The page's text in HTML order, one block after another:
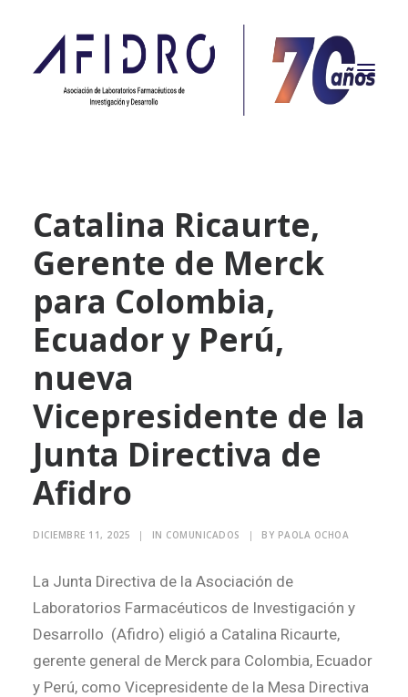
PROPÓSITO
PROYECTOS
ASOCIADOS
CONTACTO
CAMPAÑAS
Search
Catalina Ricaurte,
Gerente de Merck
para Colombia,
Ecuador y Perú,
nueva
Vicepresidente de la
Junta Directiva de
Afidro
DICIEMBRE 11, 2025 | IN COMUNICADOS | BY PAOLA OCHOA
La Junta Directiva de la Asociación de
Laboratorios Farmacéuticos de Investigación y
Desarrollo (Afidro) eligió a Catalina Ricaurte,
gerente general de Merck para Colombia, Ecuador
y Perú, como Vicepresidente de la Mesa Directiva